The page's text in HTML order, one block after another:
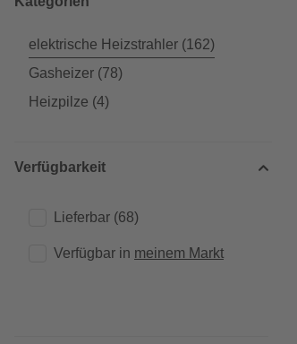
elektrische Heizstrahler (162)
Gasheizer (78)
Heizpilze (4)
Verfügbarkeit
Lieferbar (68)
Verfügbar in meinem Markt